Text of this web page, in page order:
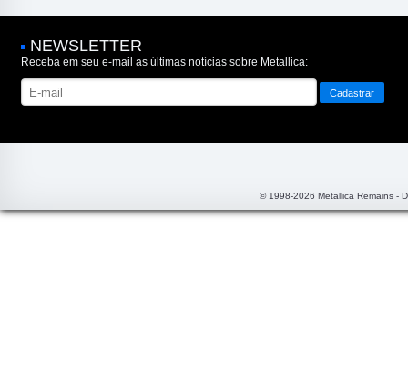
NEWSLETTER
Receba em seu e-mail as últimas notícias sobre Metallica:
© 1998-2026 Metallica Remains -